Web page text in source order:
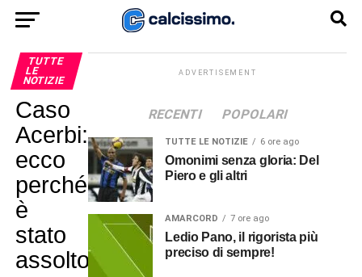
TUTTE
LE
NOTIZIE
Caso
Acerbi:
ecco
perché
è
stato
assolto
ADVERTISEMENT
RECENTI POPOLARI
TUTTE LE NOTIZIE 6 ore ago
Omonimi senza gloria: Del
Piero e gli altri
AMARCORD 7 ore ago
Ledio Pano, il rigorista più
preciso di sempre!